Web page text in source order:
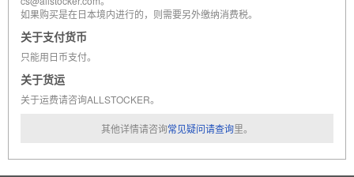
如果购买是在日本境内进行的，则需要另外缴纳消费税。
关于支付货币
只能用日币支付。
关于货运
关于运费请咨询ALLSTOCKER。
其他详情请咨询常见疑问请查询里。